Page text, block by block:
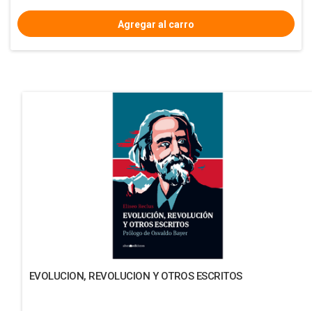
EVOLUCION, REVOLUCION Y OTROS ESCRITOS